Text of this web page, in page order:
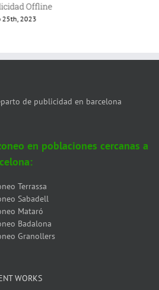
Offline
25th, 2023
en poblaciones cercanas a
Terrassa
Sabadell
Mataró
Badalona
Granollers
WORKS